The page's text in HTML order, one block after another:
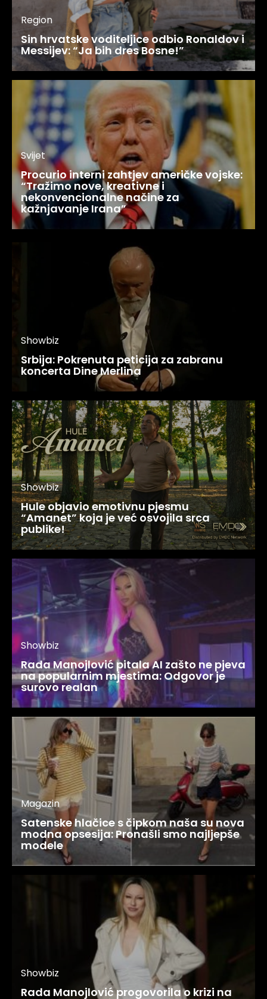
Region
Sin hrvatske voditeljice odbio Ronaldov i
Messijev: “Ja bih dres Bosne!”
Svijet
Procurio interni zahtjev američke vojske:
“Tražimo nove, kreativne i
nekonvencionalne načine za
kažnjavanje Irana”
Showbiz
Srbija: Pokrenuta peticija za zabranu
koncerta Dine Merlina
Showbiz
Hule objavio emotivnu pjesmu
“Amanet” koja je već osvojila srca
publike!
Showbiz
Rada Manojlović pitala AI zašto ne pjeva
na popularnim mjestima: Odgovor je
surovo realan
Magazin
Satenske hlačice s čipkom naša su nova
modna opsesija: Pronašli smo najljepše
modele
Showbiz
Rada Manojlović progovorila o krizi na